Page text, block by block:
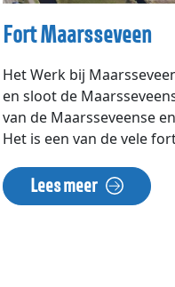
Fort Maarsseveen
Het Werk bij
en sloot de
van de Maarsseveense
Het is een van de vele
op initiatief van Koning
aangelegd. De Vecht
Lees meer